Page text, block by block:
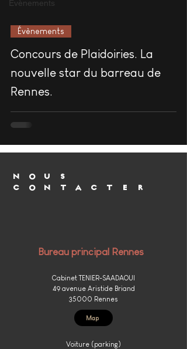
Évènements
Concours de Plaidoiries. La
nouvelle star du barreau de
Rennes.
Évènements
NOUS
CONTACTER
Bureau principal Rennes
Cabinet TENIER-SAADAOUI
49 avenue Aristide Briand
35000 Rennes
Map
Voiture (parking)